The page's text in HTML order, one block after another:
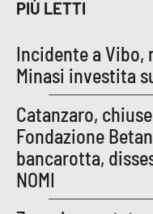
Catanzaro
Crotone
Vibo Valentia
Reggio Calabria
Cosenza
PIÙ LETTI
Incidente a Vibo,
Minasi investita
Catanzaro,
Fondazione
bancarotta,
NOMI